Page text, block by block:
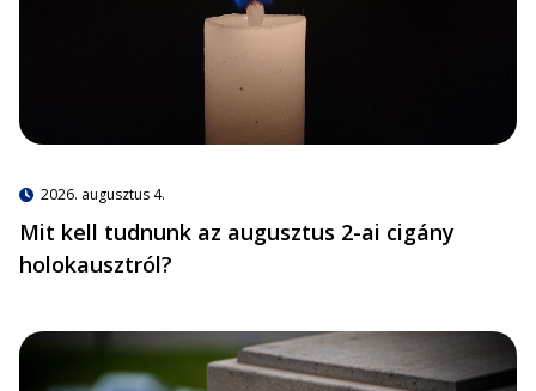
2026. augusztus 4.
Mit kell tudnunk az augusztus 2-ai cigány
holokausztról?